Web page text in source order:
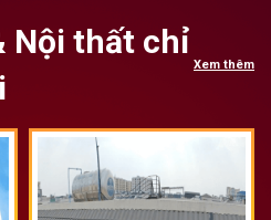
Nội thất chỉ
Xem thêm